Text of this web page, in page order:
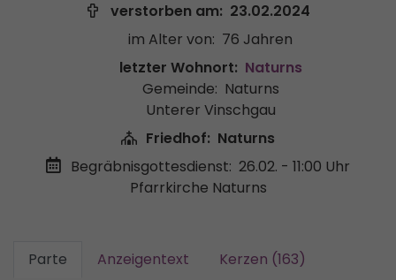
verstorben am: 23.02.2024
im Alter von: 76 Jahren
letzter Wohnort: Naturns
Gemeinde: Naturns
Unterer Vinschgau
Friedhof: Naturns
Begräbnisgottesdienst: 26.02. - 11:00 Uhr
Pfarrkirche Naturns
Parte Anzeigentext
Kerzen (163)